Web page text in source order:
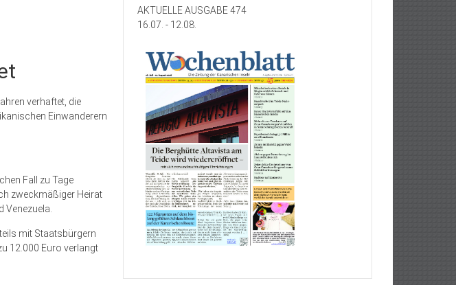
verhaftet, die
Einwanderern
Fall zu Tage
zweckmäßiger Heirat
Venezuela.
mit Staatsbürgern
12.000 Euro verlangt
AKTUELLE AUSGABE 474
16.07. - 12.08.